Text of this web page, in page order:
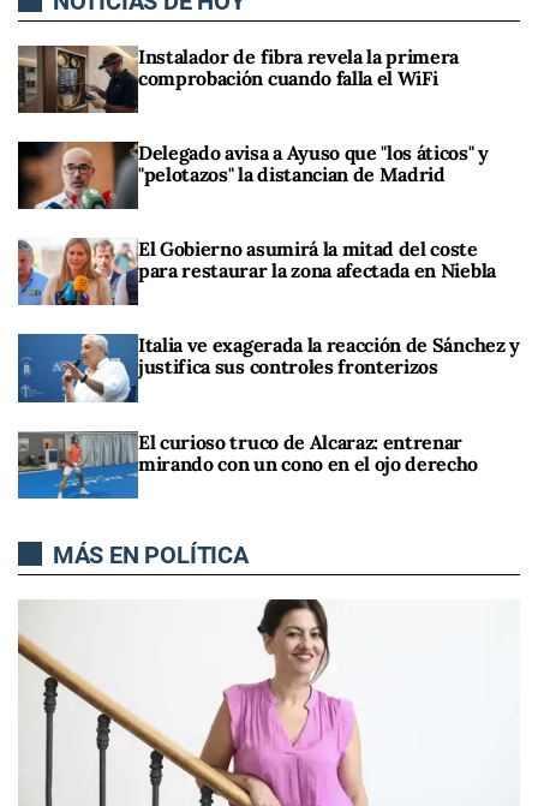
Instalador de fibra revela la primera
comprobación cuando falla el WiFi
Delegado avisa a Ayuso que "los áticos" y
"pelotazos" la distancian de Madrid
El Gobierno asumirá la mitad del coste
para restaurar la zona afectada en Niebla
Italia ve exagerada la reacción de Sánchez y
justifica sus controles fronterizos
El curioso truco de Alcaraz: entrenar
mirando con un cono en el ojo derecho
MÁS EN POLÍTICA